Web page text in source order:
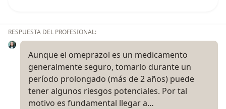
RESPUESTA DEL PROFESIONAL:
Aunque el omeprazol es un medicamento
generalmente seguro, tomarlo durante un
período prolongado (más de 2 años) puede
tener algunos riesgos potenciales. Por tal
motivo es fundamental llegar a…